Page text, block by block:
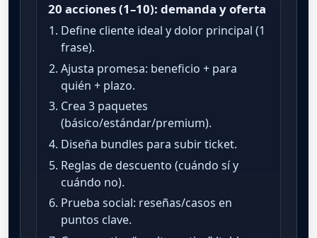
20 acciones (1–10): demanda y oferta
Define cliente ideal y dolor principal (1
frase).
Ajusta promesa: beneficio + para
quién + plazo.
Crea 3 paquetes
(básico/estándar/premium).
Diseña bundles para subir ticket.
Reglas de descuento (cuándo sí y
cuándo no).
Prueba social: reseñas/casos en
puntos clave.